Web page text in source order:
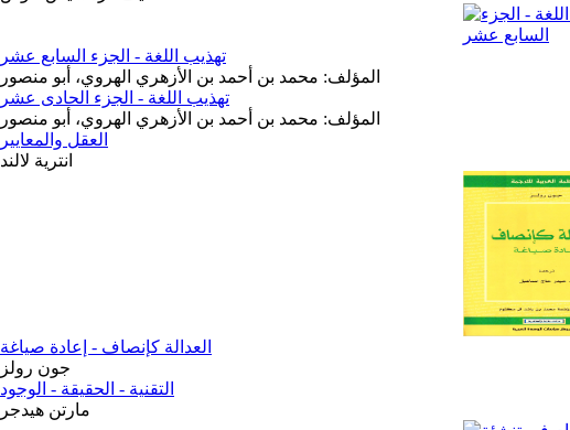
تهذيب اللغة - الجزء السابع عشر
المؤلف: محمد بن أحمد بن الأزهري الهروي، أبو منصور
تهذيب اللغة - الجزء الحادى عشر
المؤلف: محمد بن أحمد بن الأزهري الهروي، أبو منصور
العقل والمعايير
انترية لالند
العدالة كإنصاف - إعادة صياغة
جون رولز
التقنية - الحقيقة - الوجود
مارتن هيدجر